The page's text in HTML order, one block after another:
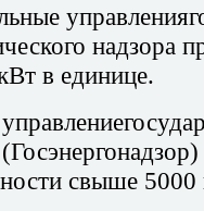
в единице.
свыше 5000